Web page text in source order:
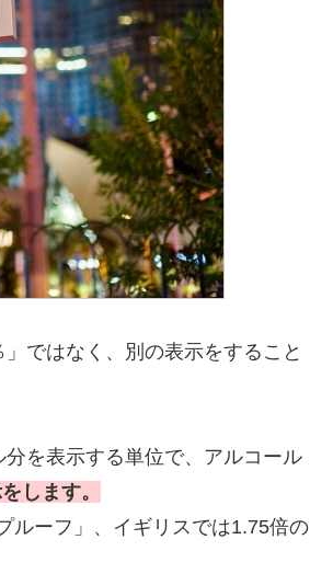
ではなく、別の表示をすること
を表示する単位で、アルコール
します。
ルーフ」、イギリスでは1.75倍の